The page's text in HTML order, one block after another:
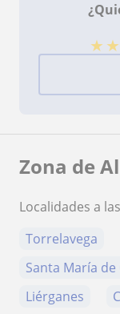
★ ★
Zona de
Localidades a
Torrelavega
Santa María de
Liérganes